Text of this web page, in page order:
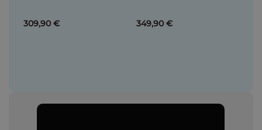
309,90 € 349,90 €